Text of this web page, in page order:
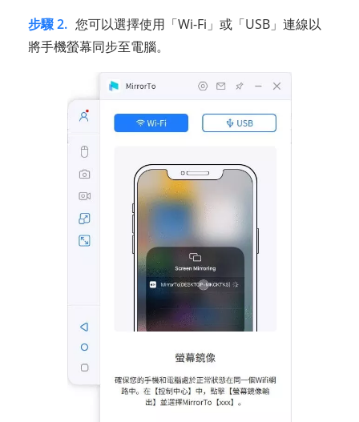
步驟 2. 您可以選擇使用「Wi-Fi」或「USB」連線以
將手機螢幕同步至電腦。